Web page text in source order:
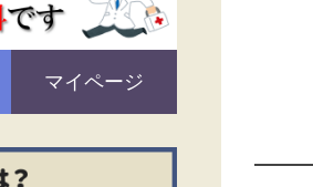
マイページ